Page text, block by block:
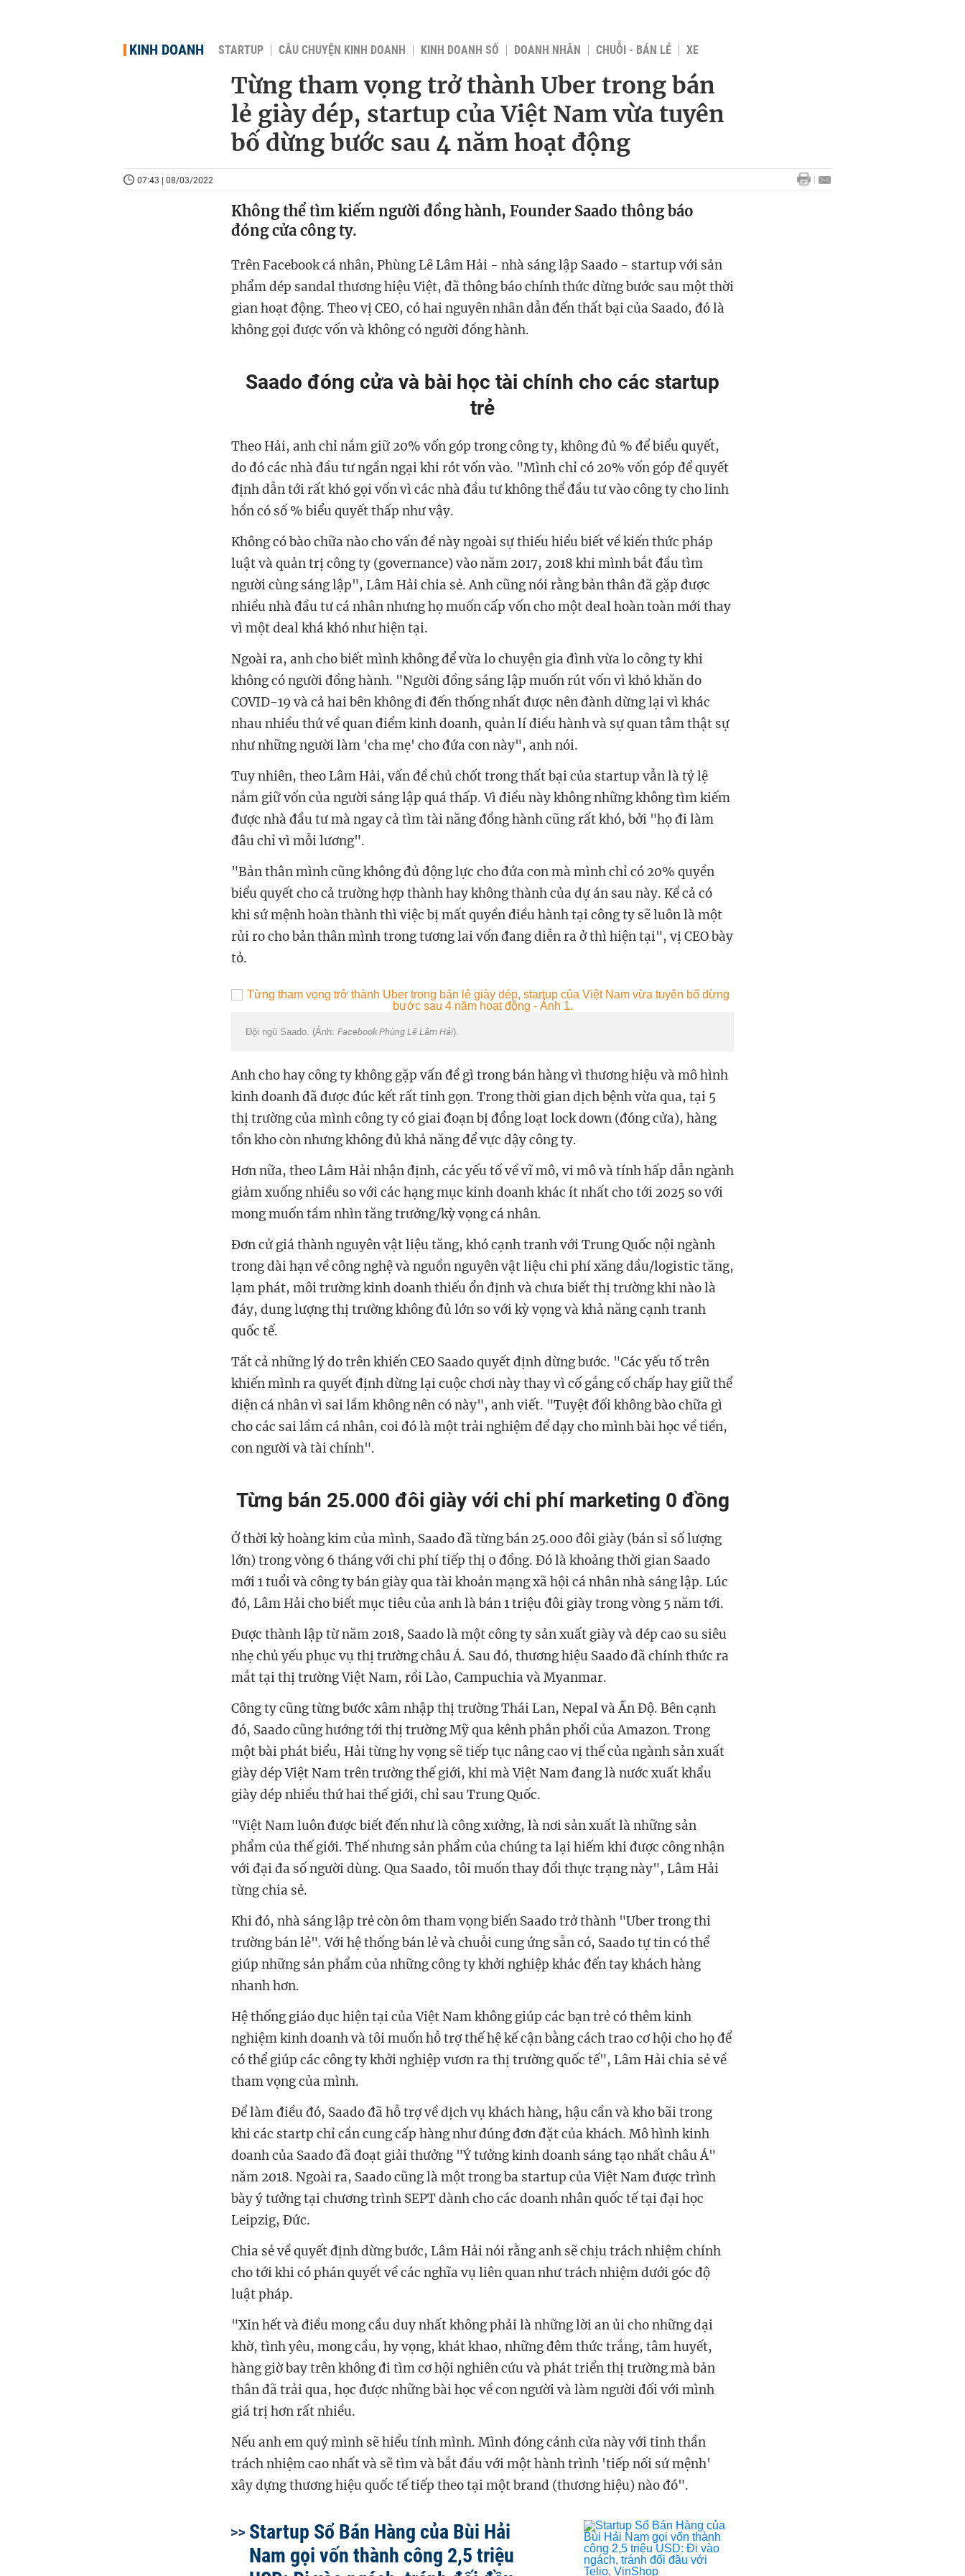
KINH DOANH STARTUP CÂU CHUYỆN KINH DOANH KINH DOANH SỐ DOANH NHÂN CHUỖI - BÁN LẺ XE
Từng tham vọng trở thành Uber trong bán
lẻ giày dép, startup của Việt Nam vừa tuyên
bố dừng bước sau 4 năm hoạt động
07:43 | 08/03/2022
Không thể tìm kiếm người đồng hành, Founder Saado thông báo
đóng cửa công ty.
Trên Facebook cá nhân, Phùng Lê Lâm Hải - nhà sáng lập Saado - startup với sản
phẩm dép sandal thương hiệu Việt, đã thông báo chính thức dừng bước sau một thời
gian hoạt động. Theo vị CEO, có hai nguyên nhân dẫn đến thất bại của Saado, đó là
không gọi được vốn và không có người đồng hành.
Saado đóng cửa và bài học tài chính cho các startup
trẻ
Theo Hải, anh chỉ nắm giữ 20% vốn góp trong công ty, không đủ % để biểu quyết,
do đó các nhà đầu tư ngần ngại khi rót vốn vào. "Mình chỉ có 20% vốn góp để quyết
định dẫn tới rất khó gọi vốn vì các nhà đầu tư không thể đầu tư vào công ty cho linh
hồn có số % biểu quyết thấp như vậy.
Không có bào chữa nào cho vấn đề này ngoài sự thiếu hiểu biết về kiến thức pháp
luật và quản trị công ty (governance) vào năm 2017, 2018 khi mình bắt đầu tìm
người cùng sáng lập", Lâm Hải chia sẻ. Anh cũng nói rằng bản thân đã gặp được
nhiều nhà đầu tư cá nhân nhưng họ muốn cấp vốn cho một deal hoàn toàn mới thay
vì một deal khá khó như hiện tại.
Ngoài ra, anh cho biết mình không để vừa lo chuyện gia đình vừa lo công ty khi
không có người đồng hành. "Người đồng sáng lập muốn rút vốn vì khó khăn do
COVID-19 và cả hai bên không đi đến thống nhất được nên đành dừng lại vì khác
nhau nhiều thứ về quan điểm kinh doanh, quản lí điều hành và sự quan tâm thật sự
như những người làm 'cha mẹ' cho đứa con này", anh nói.
Tuy nhiên, theo Lâm Hải, vấn đề chủ chốt trong thất bại của startup vẫn là tỷ lệ
nắm giữ vốn của người sáng lập quá thấp. Vì điều này không những không tìm kiếm
được nhà đầu tư mà ngay cả tìm tài năng đồng hành cũng rất khó, bởi "họ đi làm
đâu chỉ vì mỗi lương".
"Bản thân mình cũng không đủ động lực cho đứa con mà mình chỉ có 20% quyền
biểu quyết cho cả trường hợp thành hay không thành của dự án sau này. Kể cả có
khi sứ mệnh hoàn thành thì việc bị mất quyền điều hành tại công ty sẽ luôn là một
rủi ro cho bản thân mình trong tương lai vốn đang diễn ra ở thì hiện tại", vị CEO bày
tỏ.
Đội ngũ Saado. (Ảnh: Facebook Phùng Lê Lâm Hải).
Anh cho hay công ty không gặp vấn đề gì trong bán hàng vì thương hiệu và mô hình
kinh doanh đã được đúc kết rất tinh gọn. Trong thời gian dịch bệnh vừa qua, tại 5
thị trường của mình công ty có giai đoạn bị đồng loạt lock down (đóng cửa), hàng
tồn kho còn nhưng không đủ khả năng để vực dậy công ty.
Hơn nữa, theo Lâm Hải nhận định, các yếu tố về vĩ mô, vi mô và tính hấp dẫn ngành
giảm xuống nhiều so với các hạng mục kinh doanh khác ít nhất cho tới 2025 so với
mong muốn tầm nhìn tăng trưởng/kỳ vọng cá nhân.
Đơn cử giá thành nguyên vật liệu tăng, khó cạnh tranh với Trung Quốc nội ngành
trong dài hạn về công nghệ và nguồn nguyên vật liệu chi phí xăng dầu/logistic tăng,
lạm phát, môi trường kinh doanh thiếu ổn định và chưa biết thị trường khi nào là
đáy, dung lượng thị trường không đủ lớn so với kỳ vọng và khả năng cạnh tranh
quốc tế.
Tất cả những lý do trên khiến CEO Saado quyết định dừng bước. "Các yếu tố trên
khiến mình ra quyết định dừng lại cuộc chơi này thay vì cố gắng cố chấp hay giữ thể
diện cá nhân vì sai lầm không nên có này", anh viết. "Tuyệt đối không bào chữa gì
cho các sai lầm cá nhân, coi đó là một trải nghiệm để dạy cho mình bài học về tiền,
con người và tài chính".
Từng bán 25.000 đôi giày với chi phí marketing 0 đồng
Ở thời kỳ hoàng kim của mình, Saado đã từng bán 25.000 đôi giày (bán sỉ số lượng
lớn) trong vòng 6 tháng với chi phí tiếp thị 0 đồng. Đó là khoảng thời gian Saado
mới 1 tuổi và công ty bán giày qua tài khoản mạng xã hội cá nhân nhà sáng lập. Lúc
đó, Lâm Hải cho biết mục tiêu của anh là bán 1 triệu đôi giày trong vòng 5 năm tới.
Được thành lập từ năm 2018, Saado là một công ty sản xuất giày và dép cao su siêu
nhẹ chủ yếu phục vụ thị trường châu Á. Sau đó, thương hiệu Saado đã chính thức ra
mắt tại thị trường Việt Nam, rồi Lào, Campuchia và Myanmar.
Công ty cũng từng bước xâm nhập thị trường Thái Lan, Nepal và Ấn Độ. Bên cạnh
đó, Saado cũng hướng tới thị trường Mỹ qua kênh phân phối của Amazon. Trong
một bài phát biểu, Hải từng hy vọng sẽ tiếp tục nâng cao vị thế của ngành sản xuất
giày dép Việt Nam trên trường thế giới, khi mà Việt Nam đang là nước xuất khẩu
giày dép nhiều thứ hai thế giới, chỉ sau Trung Quốc.
"Việt Nam luôn được biết đến như là công xưởng, là nơi sản xuất là những sản
phẩm của thế giới. Thế nhưng sản phẩm của chúng ta lại hiếm khi được công nhận
với đại đa số người dùng. Qua Saado, tôi muốn thay đổi thực trạng này", Lâm Hải
từng chia sẻ.
Khi đó, nhà sáng lập trẻ còn ôm tham vọng biến Saado trở thành "Uber trong thi
trường bán lẻ". Với hệ thống bán lẻ và chuỗi cung ứng sẵn có, Saado tự tin có thể
giúp những sản phẩm của những công ty khởi nghiệp khác đến tay khách hàng
nhanh hơn.
Hệ thống giáo dục hiện tại của Việt Nam không giúp các bạn trẻ có thêm kinh
nghiệm kinh doanh và tôi muốn hỗ trợ thế hệ kế cận bằng cách trao cơ hội cho họ để
có thể giúp các công ty khởi nghiệp vươn ra thị trường quốc tế", Lâm Hải chia sẻ về
tham vọng của mình.
Để làm điều đó, Saado đã hỗ trợ về dịch vụ khách hàng, hậu cần và kho bãi trong
khi các startp chỉ cần cung cấp hàng như đúng đơn đặt của khách. Mô hình kinh
doanh của Saado đã đoạt giải thưởng "Ý tưởng kinh doanh sáng tạo nhất châu Á"
năm 2018. Ngoài ra, Saado cũng là một trong ba startup của Việt Nam được trình
bày ý tưởng tại chương trình SEPT dành cho các doanh nhân quốc tế tại đại học
Leipzig, Đức.
Chia sẻ về quyết định dừng bước, Lâm Hải nói rằng anh sẽ chịu trách nhiệm chính
cho tới khi có phán quyết về các nghĩa vụ liên quan như trách nhiệm dưới góc độ
luật pháp.
"Xin hết và điều mong cầu duy nhất không phải là những lời an ủi cho những dại
khờ, tình yêu, mong cầu, hy vọng, khát khao, những đêm thức trắng, tâm huyết,
hàng giờ bay trên không đi tìm cơ hội nghiên cứu và phát triển thị trường mà bản
thân đã trải qua, học được những bài học về con người và làm người đối với mình
giá trị hơn rất nhiều.
Nếu anh em quý mình sẽ hiểu tính mình. Mình đóng cánh cửa này với tinh thần
trách nhiệm cao nhất và sẽ tìm và bắt đầu với một hành trình 'tiếp nối sứ mệnh'
xây dựng thương hiệu quốc tế tiếp theo tại một brand (thương hiệu) nào đó".
Startup Sổ Bán Hàng của Bùi Hải
Nam gọi vốn thành công 2,5 triệu